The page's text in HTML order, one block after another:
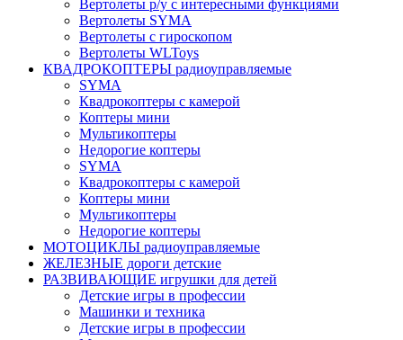
Вертолеты р/у с интересными функциями
Вертолеты SYMA
Вертолеты с гироскопом
Вертолеты WLToys
КВАДРОКОПТЕРЫ радиоуправляемые
SYMA
Квадрокоптеры с камерой
Коптеры мини
Мультикоптеры
Недорогие коптеры
SYMA
Квадрокоптеры с камерой
Коптеры мини
Мультикоптеры
Недорогие коптеры
МОТОЦИКЛЫ радиоуправляемые
ЖЕЛЕЗНЫЕ дороги детские
РАЗВИВАЮЩИЕ игрушки для детей
Детские игры в профессии
Машинки и техника
Детские игры в профессии